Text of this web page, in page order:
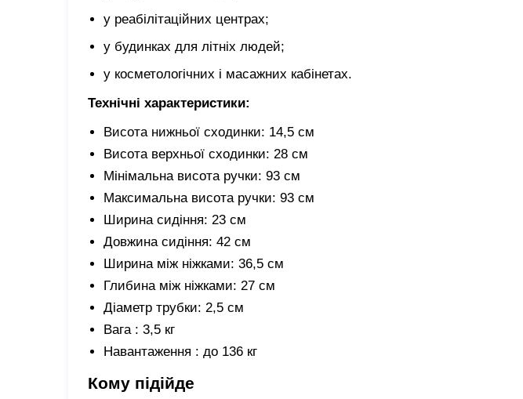
у реабілітаційних центрах;
у будинках для літніх людей;
у косметологічних і масажних кабінетах.
Технічні характеристики:
Висота нижньої сходинки: 14,5 см
Висота верхньої сходинки: 28 см
Мінімальна висота ручки: 93 см
Максимальна висота ручки: 93 см
Ширина сидіння: 23 см
Довжина сидіння: 42 см
Ширина між ніжками: 36,5 см
Глибина між ніжками: 27 см
Діаметр трубки: 2,5 см
Вага : 3,5 кг
Навантаження : до 136 кг
Кому підійде